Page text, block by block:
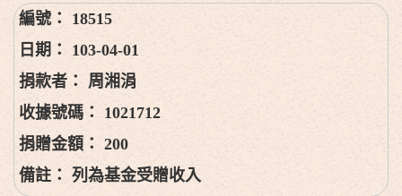
18515
103-04-01
周湘涓
1021712
200
列為基金受贈收入